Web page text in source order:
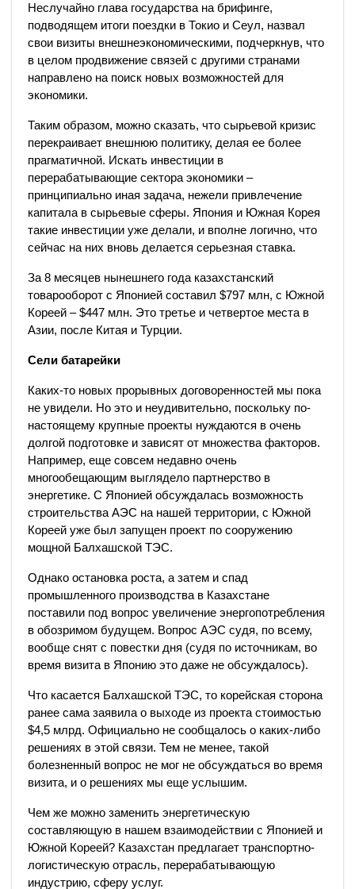
Неслучайно глава государства на брифинге,
подводящем итоги поездки в Токио и Сеул, назвал
свои визиты внешнеэкономическими, подчеркнув, что
в целом продвижение связей с другими странами
направлено на поиск новых возможностей для
экономики.
Таким образом, можно сказать, что сырьевой кризис
перекраивает внешнюю политику, делая ее более
прагматичной. Искать инвестиции в
перерабатывающие сектора экономики –
принципиально иная задача, нежели привлечение
капитала в сырьевые сферы. Япония и Южная Корея
такие инвестиции уже делали, и вполне логично, что
сейчас на них вновь делается серьезная ставка.
За 8 месяцев нынешнего года казахстанский
товарооборот с Японией составил $797 млн, с Южной
Кореей – $447 млн. Это третье и четвертое места в
Азии, после Китая и Турции.
Сели батарейки
Каких-то новых прорывных договоренностей мы пока
не увидели. Но это и неудивительно, поскольку по-
настоящему крупные проекты нуждаются в очень
долгой подготовке и зависят от множества факторов.
Например, еще совсем недавно очень
многообещающим выглядело партнерство в
энергетике. С Японией обсуждалась возможность
строительства АЭС на нашей территории, с Южной
Кореей уже был запущен проект по сооружению
мощной Балхашской ТЭС.
Однако остановка роста, а затем и спад
промышленного производства в Казахстане
поставили под вопрос увеличение энергопотребления
в обозримом будущем. Вопрос АЭС судя, по всему,
вообще снят с повестки дня (судя по источникам, во
время визита в Японию это даже не обсуждалось).
Что касается Балхашской ТЭС, то корейская сторона
ранее сама заявила о выходе из проекта стоимостью
$4,5 млрд. Официально не сообщалось о каких-либо
решениях в этой связи. Тем не менее, такой
болезненный вопрос не мог не обсуждаться во время
визита, и о решениях мы еще услышим.
Чем же можно заменить энергетическую
составляющую в нашем взаимодействии с Японией и
Южной Кореей? Казахстан предлагает транспортно-
логистическую отрасль, перерабатывающую
индустрию, сферу услуг.